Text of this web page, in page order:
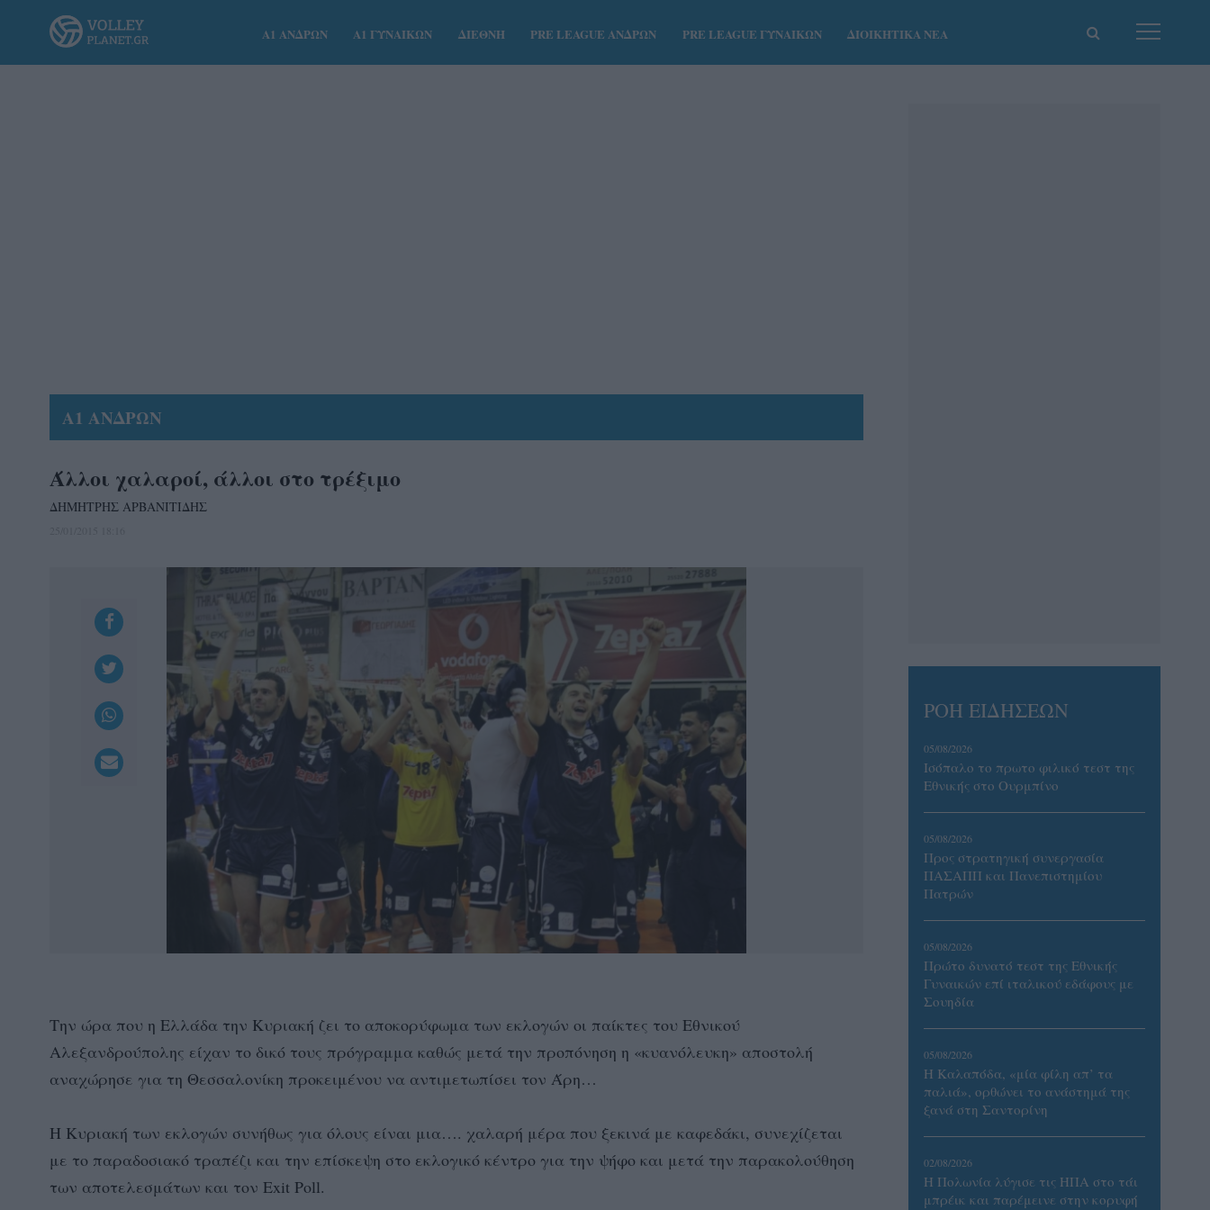
Α1 ΑΝΔΡΩΝ Α1 ΓΥΝΑΙΚΩΝ ΔΙΕΘΝΗ PRE LEAGUE ΑΝΔΡΩΝ PRE LEAGUE ΓΥΝΑΙΚΩΝ ΔΙΟΙΚΗΤΙΚΑ ΝΕΑ
Α1 ΑΝΔΡΩΝ
Άλλοι χαλαροί, άλλοι στο τρέξιμο
ΔΗΜΗΤΡΗΣ ΑΡΒΑΝΙΤΙΔΗΣ
Την ώρα που η Ελλάδα την Κυριακή ζει το αποκορύφωμα των εκλογών οι παίκτες του Εθνικού
Αλεξανδρούπολης είχαν το δικό τους πρόγραμμα καθώς μετά την προπόνηση η «κυανόλευκη» αποστολή
αναχώρησε για τη Θεσσαλονίκη προκειμένου να αντιμετωπίσει τον Άρη…
Η Κυριακή των εκλογών συνήθως για όλους είναι μια…. χαλαρή μέρα που ξεκινά με καφεδάκι, συνεχίζεται
με το παραδοσιακό τραπέζι και την επίσκεψη στο εκλογικό κέντρο για την ψήφο και μετά την παρακολούθηση
των αποτελεσμάτων και τον Exit Poll.
ΡΟΗ ΕΙΔΗΣΕΩΝ
05/08/2026
Ισόπαλο το πρωτο φιλικό τεστ της
Εθνικής στο Ουρμπίνο
05/08/2026
Προς στρατηγική συνεργασία
ΠΑΣΑΠΠ και Πανεπιστημίου
Πατρών
05/08/2026
Πρώτο δυνατό τεστ της Εθνικής
Γυναικών επί ιταλικού εδάφους με
Σουηδία
05/08/2026
Η Καλαπόδα, «μία φίλη απ’ τα
παλιά», ορθώνει το ανάστημά της
ξανά στη Σαντορίνη
02/08/2026
Η Πολωνία λύγισε τις ΗΠΑ στο τάι
μπρέικ και παρέμεινε στην κορυφή